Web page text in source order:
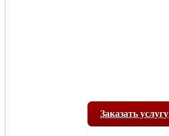
Заказать услугу